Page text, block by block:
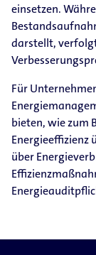
einsetzen.
darstellt,
Für
bieten, wie zum
Energieeffizienz
über